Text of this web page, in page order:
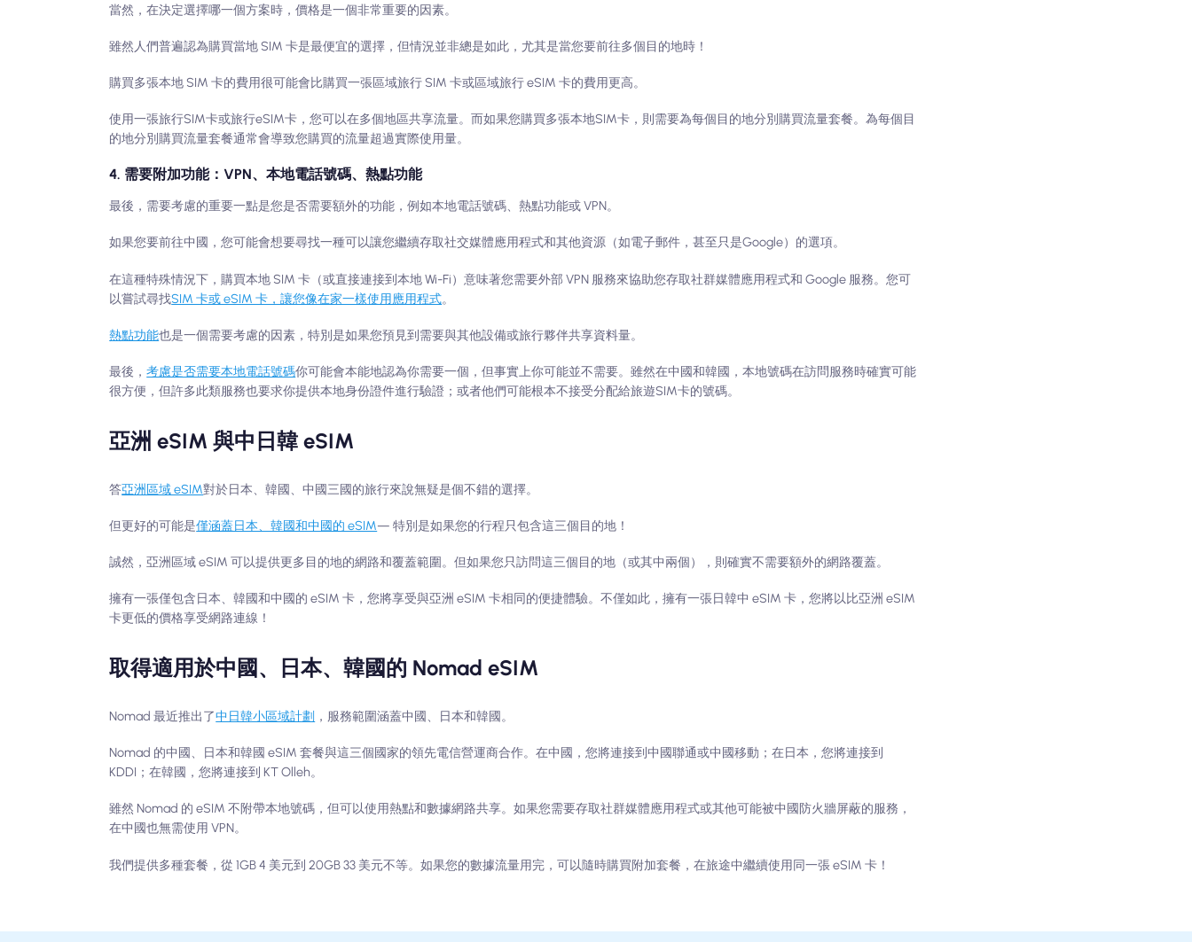
當然，在決定選擇哪一個方案時，價格是一個非常重要的因素。
雖然人們普遍認為購買當地 SIM 卡是最便宜的選擇，但情況並非總是如此，尤其是當您要前往多個目的地時！
購買多張本地 SIM 卡的費用很可能會比購買一張區域旅行 SIM 卡或區域旅行 eSIM 卡的費用更高。
使用一張旅行SIM卡或旅行eSIM卡，您可以在多個地區共享流量。而如果您購買多張本地SIM卡，則需要為每個目的地分別購買流量套餐。為每個目
的地分別購買流量套餐通常會導致您購買的流量超過實際使用量。
4. 需要附加功能：VPN、本地電話號碼、熱點功能
最後，需要考慮的重要一點是您是否需要額外的功能，例如本地電話號碼、熱點功能或 VPN。
如果您要前往中國，您可能會想要尋找一種可以讓您繼續存取社交媒體應用程式和其他資源（如電子郵件，甚至只是Google）的選項。
在這種特殊情況下，購買本地 SIM 卡（或直接連接到本地 Wi-Fi）意味著您需要外部 VPN 服務來協助您存取社群媒體應用程式和 Google 服務。您可
以嘗試尋找SIM 卡或 eSIM 卡，讓您像在家一樣使用應用程式。
熱點功能也是一個需要考慮的因素，特別是如果您預見到需要與其他設備或旅行夥伴共享資料量。
最後，考慮是否需要本地電話號碼你可能會本能地認為你需要一個，但事實上你可能並不需要。雖然在中國和韓國，本地號碼在訪問服務時確實可能
很方便，但許多此類服務也要求你提供本地身份證件進行驗證；或者他們可能根本不接受分配給旅遊SIM卡的號碼。
亞洲 eSIM 與中日韓 eSIM
答亞洲區域 eSIM對於日本、韓國、中國三國的旅行來說無疑是個不錯的選擇。
但更好的可能是僅涵蓋日本、韓國和中國的 eSIM— 特別是如果您的行程只包含這三個目的地！
誠然，亞洲區域 eSIM 可以提供更多目的地的網路和覆蓋範圍。但如果您只訪問這三個目的地（或其中兩個），則確實不需要額外的網路覆蓋。
擁有一張僅包含日本、韓國和中國的 eSIM 卡，您將享受與亞洲 eSIM 卡相同的便捷體驗。不僅如此，擁有一張日韓中 eSIM 卡，您將以比亞洲 eSIM
卡更低的價格享受網路連線！
取得適用於中國、日本、韓國的 Nomad eSIM
Nomad 最近推出了中日韓小區域計劃 ，服務範圍涵蓋中國、日本和韓國。
Nomad 的中國、日本和韓國 eSIM 套餐與這三個國家的領先電信營運商合作。在中國，您將連接到中國聯通或中國移動；在日本，您將連接到
KDDI；在韓國，您將連接到 KT Olleh。
雖然 Nomad 的 eSIM 不附帶本地號碼，但可以使用熱點和數據網路共享。如果您需要存取社群媒體應用程式或其他可能被中國防火牆屏蔽的服務，
在中國也無需使用 VPN。
我們提供多種套餐，從 1GB 4 美元到 20GB 33 美元不等。如果您的數據流量用完，可以隨時購買附加套餐，在旅途中繼續使用同一張 eSIM 卡！